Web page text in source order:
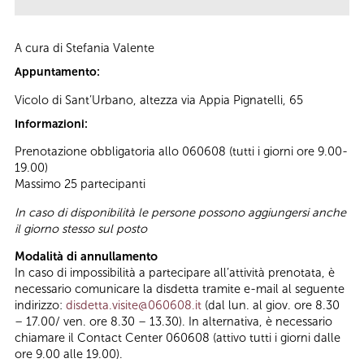
A cura di Stefania Valente
Appuntamento:
Vicolo di Sant’Urbano, altezza via Appia Pignatelli, 65
Informazioni:
Prenotazione obbligatoria allo 060608 (tutti i giorni ore 9.00-
19.00)
Massimo 25 partecipanti
In caso di disponibilità le persone possono aggiungersi anche
il giorno stesso sul posto
Modalità di annullamento
In caso di impossibilità a partecipare all’attività prenotata, è
necessario comunicare la disdetta tramite e-mail al seguente
indirizzo: disdetta.visite@060608.it (dal lun. al giov. ore 8.30
– 17.00/ ven. ore 8.30 – 13.30). In alternativa, è necessario
chiamare il Contact Center 060608 (attivo tutti i giorni dalle
ore 9.00 alle 19.00).